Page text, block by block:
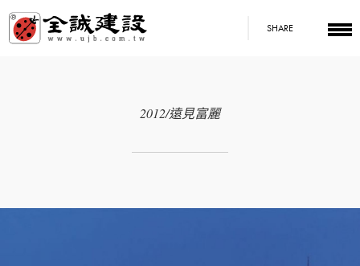
SHARE
2012/遠見富麗